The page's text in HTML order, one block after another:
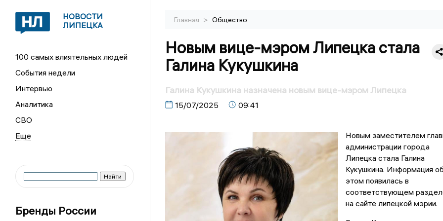
НОВОСТИ
ЛИПЕЦКА
100 самых влиятельных людей
События недели
Интервью
Аналитика
СВО
Бренды России
Главная > Общество
Новым вице-мэром Липецка стала
Галина Кукушкина
Галина Кукушкина назначена новым вице-мэром Липецка
15/07/2025 09:41
Новым заместителем
администрации города
Липецка стала Галина
Кукушкина. Информация об
этом появилась в
соответствующем
на сайте липецкой мэрии.